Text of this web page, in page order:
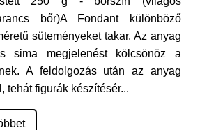
bőr)A Fondant különböző
süteményeket takar. Az anyag
sima megjelenést kölcsönöz a
A feldolgozás után az anyag
tehát figurák készítésér...